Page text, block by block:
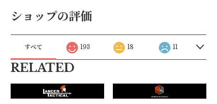
ショップの評価
すべて 193 18 11
RELATED